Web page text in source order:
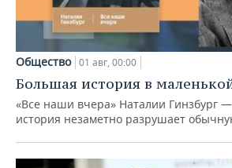
Общество 01 авг, 00:00
Большая история в
«Все наши вчера» Наталии Гинзбург
история незаметно разрушает